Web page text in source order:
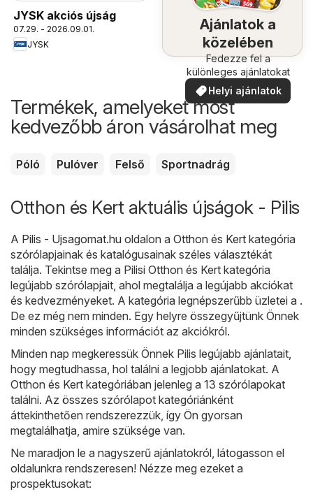
JYSK akciós újság
07.29. - 2026.09.01.
JYSK
Ajánlatok a
közelében
Fedezze fel a
különleges ajánlatokat
Helyi ajánlatok
Termékek, amelyeket most
kedvezőbb áron vásárolhat meg
Póló Pulóver Felső Sportnadrág
Otthon és Kert aktuális újságok - Pilis
A Pilis - Ujsagomat.hu oldalon a Otthon és Kert kategória
szórólapjainak és katalógusainak széles választékát
találja. Tekintse meg a Pilisi Otthon és Kert kategória
legújabb szórólapjait, ahol megtalálja a legújabb akciókat
és kedvezményeket. A kategória legnépszerűbb üzletei a .
De ez még nem minden. Egy helyre összegyűjtünk Önnek
minden szükséges információt az akciókról.
Minden nap megkeressük Önnek Pilis legújabb ajánlatait,
hogy megtudhassa, hol találni a legjobb ajánlatokat. A
Otthon és Kert kategóriában jelenleg a 13 szórólapokat
találni. Az összes szórólapot kategóriánként
áttekinthetően rendszerezzük, így Ön gyorsan
megtalálhatja, amire szüksége van.
Ne maradjon le a nagyszerű ajánlatokról, látogasson el
oldalunkra rendszeresen! Nézze meg ezeket a
prospektusokat: